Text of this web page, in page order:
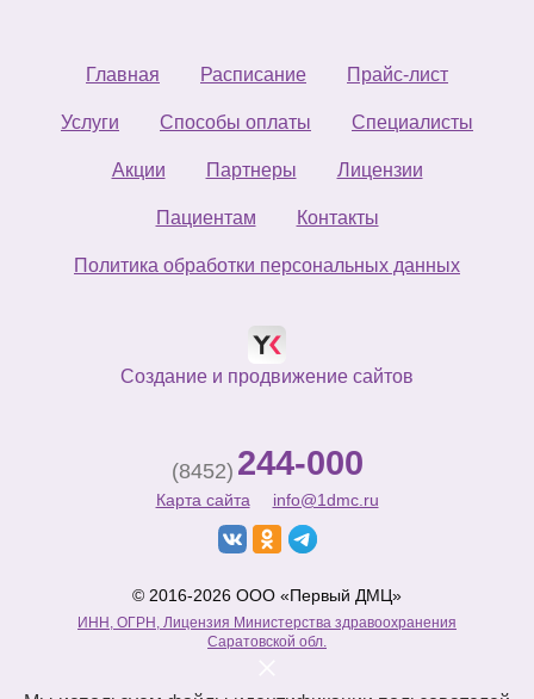
Главная Расписание Прайс-лист
Услуги Способы оплаты Специалисты
Акции Партнеры Лицензии
Пациентам Контакты
Политика обработки персональных данных
Создание и продвижение сайтов
(8452) 244-000
Карта сайта info@1dmc.ru
© 2016-2026 ООО «Первый ДМЦ»
ИНН, ОГРН, Лицензия Министерства здравоохранения
Саратовской обл.